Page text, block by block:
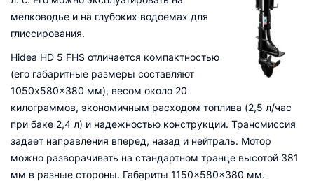
мелководье и на глубоких водоемах для
глиссирования.
Hidea HD 5 FHS отличается компактностью
(его габаритные размеры составляют
1050x580x380 мм), весом около 20
килограммов, экономичным расходом топлива (2,5 л/час
при баке 2,4 л) и надежностью конструкции. Трансмиссия
задает направления вперед, назад и нейтраль. Мотор
можно разворачивать на стандартном транце высотой 381
мм в разные стороны. Габариты 1150×580×380 мм.